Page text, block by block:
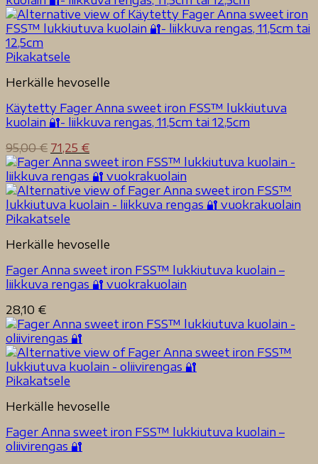
Pikakatsele
Herkälle hevoselle
Käytetty Fager Anna sweet iron FSS™ lukkiutuva
kuolain 🔐- liikkuva rengas, 11,5cm tai 12,5cm
95,00€ Alkuperäinen
hinta
oli:
95,00 €.
71,25 €Nykyinen
hinta
on:
71,25 €.
Pikakatsele
Herkälle hevoselle
Fager Anna sweet iron FSS™ lukkiutuva kuolain –
liikkuva rengas 🔐 vuokrakuolain
28,10 €
Pikakatsele
Herkälle hevoselle
Fager Anna sweet iron FSS™ lukkiutuva kuolain –
oliivirengas 🔐